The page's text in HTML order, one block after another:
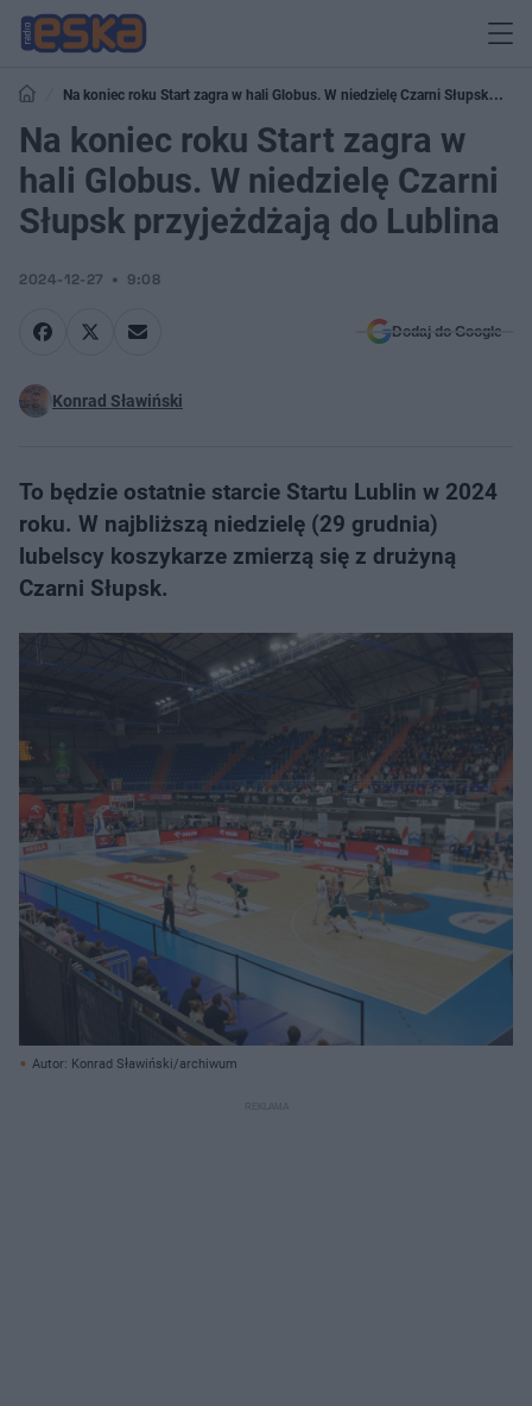
Na koniec roku Start zagra w hali Globus. W niedzielę Czarni Słupsk
przyjeżdżają do Lublina
Na koniec roku Start zagra w
hali Globus. W niedzielę Czarni
Słupsk przyjeżdżają do Lublina
2024-12-27 9:08
Dodaj do Google
Konrad Sławiński
To będzie ostatnie starcie Startu Lublin w 2024
roku. W najbliższą niedzielę (29 grudnia)
lubelscy koszykarze zmierzą się z drużyną
Czarni Słupsk.
Autor: Konrad Sławiński/archiwum